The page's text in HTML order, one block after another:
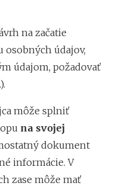
na začatie
osobných údajov,
údajom, požadovať
môže splniť
na svojej
dokument
informácie. V
zase môže mať